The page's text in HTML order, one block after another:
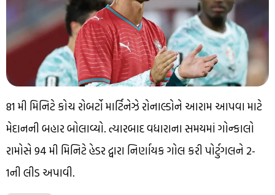
81 મી મિનિટે કોચ રોબર્ટો માર્ટિનેઝે રોનાલ્ડોને આરામ આપવા માટે
મેદાનની બહાર બોલાવ્યો. ત્યારબાદ વધારાના સમયમાં ગોન્કાલો
રામોસે 94 મી મિનિટે હેડર દ્વારા નિર્ણાયક ગોલ કરી પોર્ટુગલને 2-
1ની લીડ અપાવી.